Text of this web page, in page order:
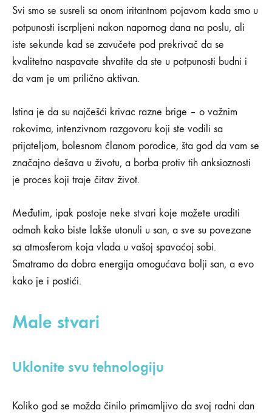
UREĐENJE
SPAVAĆE
SOBE
KOJI
ĆE
SPAVATE
6
savjeta
za
uređenje
spavaće
sobe
koji
će
vam
pomoću
da
bolje
0
Svi smo se susreli sa onom iritantnom pojavom kada smo u
potpunosti iscrpljeni nakon napornog dana na poslu, ali
iste sekunde kad se zavučete pod prekrivač da se
kvalitetno naspavate shvatite da ste u potpunosti budni i
da vam je um prilično aktivan.
Istina je da su najčešći krivac razne brige – o važnim
rokovima, intenzivnom razgovoru koji ste vodili sa
prijateljom, bolesnom članom porodice, šta god da vam se
značajno dešava u životu, a borba protiv tih anksioznosti
je proces koji traje čitav život.
Međutim, ipak postoje neke stvari koje možete uraditi
odmah kako biste lakše utonuli u san, a sve su povezane
sa atmosferom koja vlada u vašoj spavaćoj sobi.
Smatramo da dobra energija omogućava bolji san, a evo
kako je i postići.
Male stvari
Uklonite svu tehnologiju
Koliko god se možda činilo primamljivo da svoj radni dan